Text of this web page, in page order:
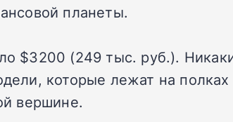
планеты.
$3200 (249 тыс. руб.).
которые лежат на
вершине.